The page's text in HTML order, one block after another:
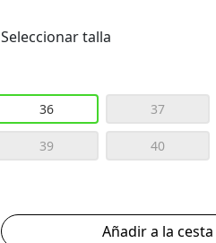
Seleccionar talla
36 37
39 40